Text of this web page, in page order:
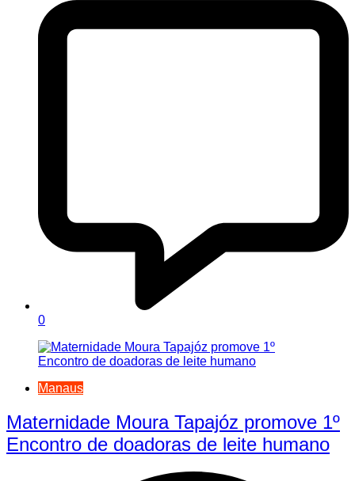
0
Manaus
Maternidade Moura Tapajóz promove 1º
Encontro de doadoras de leite humano